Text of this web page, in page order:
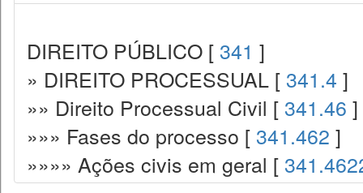
DIREITO PÚBLICO [ 341 ]
» DIREITO PROCESSUAL [ 341.4 ]
»» Direito Processual Civil [ 341.46 ]
»»» Fases do processo [ 341.462 ]
»»»» Ações civis em geral [